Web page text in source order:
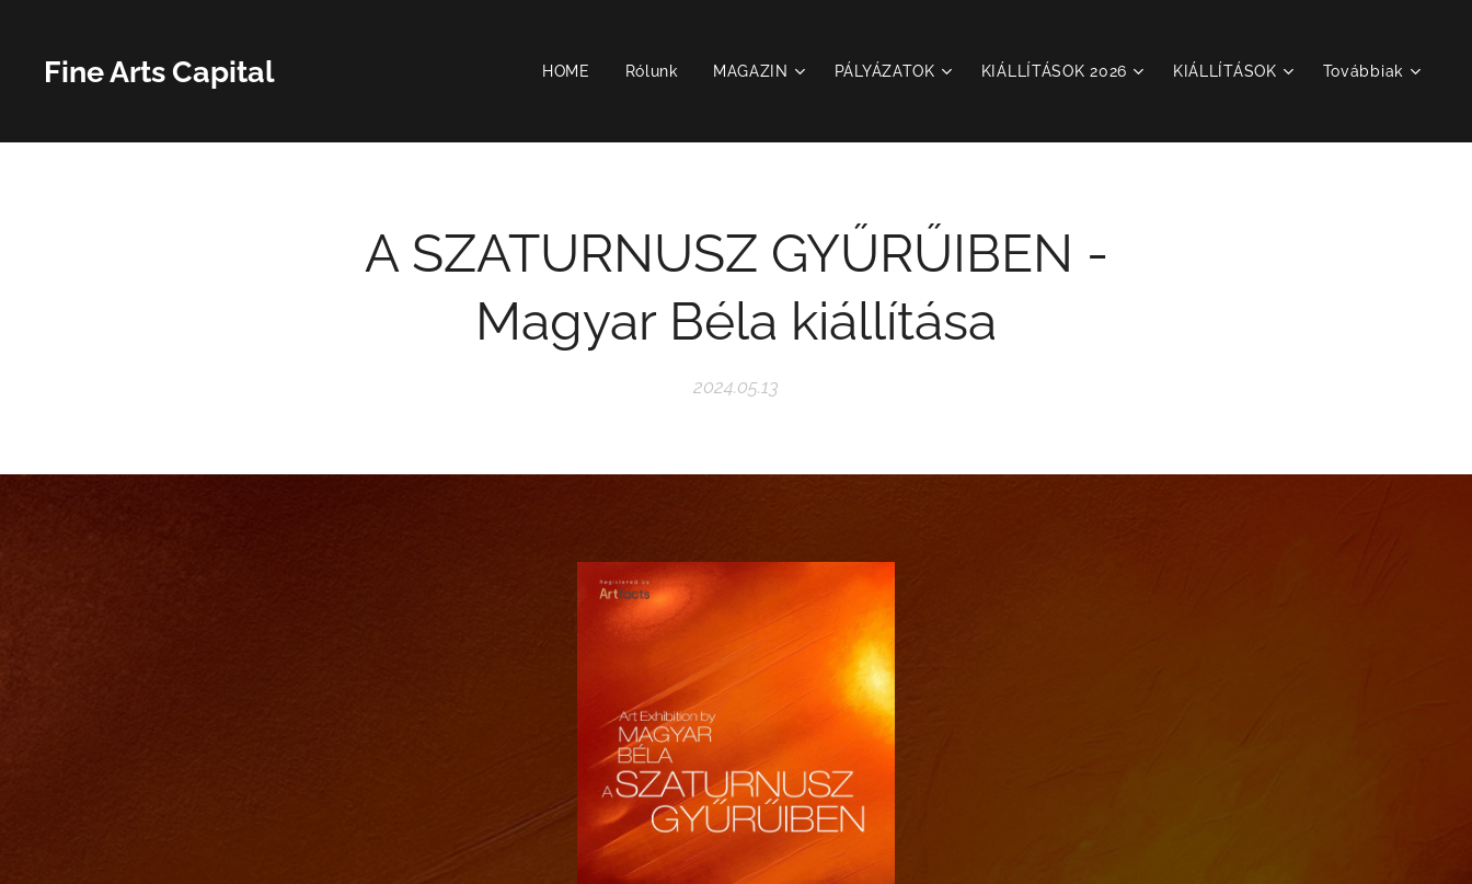
Fine Arts Capital HOME Rólunk MAGAZIN PÁLYÁZATOK KIÁLLÍTÁSOK 2026 KIÁLLÍTÁSOK Továbbiak
A SZATURNUSZ GYŰRŰIBEN -
Magyar Béla kiállítása
2024.05.13